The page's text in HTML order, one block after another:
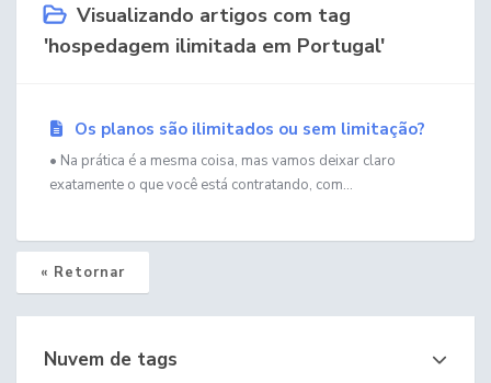
Visualizando artigos com tag
'hospedagem ilimitada em Portugal'
Os planos são ilimitados ou sem limitação?
• Na prática é a mesma coisa, mas vamos deixar claro
exatamente o que você está contratando, com...
« Retornar
Nuvem de tags